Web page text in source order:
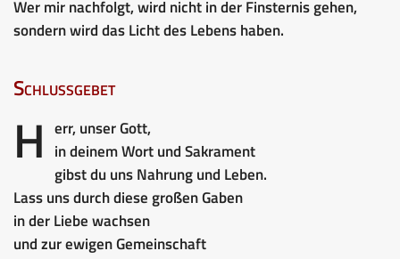
Wer mir nachfolgt, wird nicht in der Finsternis gehen,
sondern wird das Licht des Lebens haben.
Schlussgebet
H err, unser Gott,
in deinem Wort und Sakrament
gibst du uns Nahrung und Leben.
Lass uns durch diese großen Gaben
in der Liebe wachsen
und zur ewigen Gemeinschaft